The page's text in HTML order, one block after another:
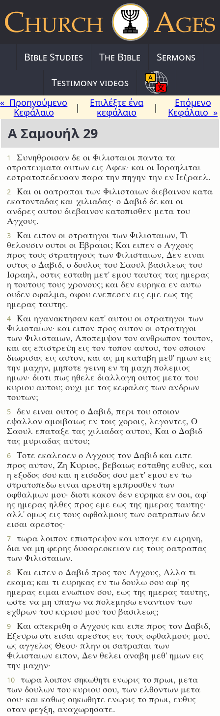
Bible Studies The Bible
Sermons
Testimony videos
« Προηγούμενο
Κεφάλαιο
|
Επιλέξτε ένα
κεφάλαιο
|
Επόμενο
Κεφάλαιο »
Α Σαμουήλ 29
1
Συνηθροισαν δε οι Φιλισταιοι παντα τα
στρατευματα αυτων εις Αφεκ· και οι Ισραηλιται
εστρατοπεδευσαν παρα την πηγην την εν Ιεζραελ.
2
Και οι σατραπαι των Φιλισταιων διεβαινον κατα
εκατονταδας και χιλιαδας· ο Δαβιδ δε και οι
ανδρες αυτου διεβαινον κατοπισθεν μετα του
Αγχους.
3
Και ειπον οι στρατηγοι των Φιλισταιων, Τι
θελουσιν ουτοι οι Εβραιοι; Και ειπεν ο Αγχους
προς τους στρατηγους των Φιλισταιων, Δεν ειναι
ουτος ο Δαβιδ, ο δουλος του Σαουλ βασιλεως του
Ισραηλ, οστις εσταθη μετ' εμου ταυτας τας ημερας
η τουτους τους χρονους; και δεν ευρηκα εν αυτω
ουδεν σφαλμα, αφου ενεπεσεν εις εμε εως της
ημερας ταυτης.
4
Και ηγανακτησαν κατ' αυτου οι στρατηγοι των
Φιλισταιων· και ειπον προς αυτον οι στρατηγοι
των Φιλισταιων, Αποπεμψον τον ανθρωπον τουτον,
και ας επιστρεψη εις τον τοπον αυτου, τον οποιον
διωρισας εις αυτον, και ας μη καταβη μεθ' ημων εις
την μαχην, μηποτε γεινη εν τη μαχη πολεμιος
ημων· διοτι πως ηθελε διαλλαγη ουτος μετα του
κυριου αυτου; ουχι με τας κεφαλας των ανδρων
τουτων;
5
δεν ειναι ουτος ο Δαβιδ, περι του οποιον
εψαλλον αμοιβαιως εν τοις χοροις, λεγοντες, Ο
Σαουλ επαταξε τας χιλιαδας αυτου, Και ο Δαβιδ
τας μυριαδας αυτου;
6
Τοτε εκαλεσεν ο Αγχους τον Δαβιδ και ειπε
προς αυτον, Ζη Κυριος, βεβαιως εσταθης ευθυς, και
η εξοδος σου και η εισοδος σου μετ' εμου εν τω
στρατοπεδω ειναι αρεστη εμπροσθεν των
οφθαλμων μου· διοτι κακον δεν ευρηκα εν σοι, αφ'
ης ημερας ηλθες προς εμε εως της ημερας ταυτης·
αλλ' ομως εις τους οφθαλμους των σατραπων δεν
εισαι αρεστος·
7
τωρα λοιπον επιστρεψον και υπαγε εν ειρηνη,
δια να μη φερης δυσαρεσκειαν εις τους σατραπας
των Φιλισταιων.
8
Και ειπεν ο Δαβιδ προς τον Αγχους, Αλλα τι
εκαμα; και τι ευρηκας εν τω δουλω σου αφ' ης
ημερας ειμαι ενωπιον σου, εως της ημερας ταυτης,
ωστε να μη υπαγω να πολεμησω εναντιον των
εχθρων του κυριου μου του βασιλεως;
9
Και απεκριθη ο Αγχους και ειπε προς τον Δαβιδ,
Εξευρω οτι εισαι αρεστος εις τους οφθαλμους μου,
ως αγγελος Θεου· πλην οι σατραπαι των
Φιλισταιων ειπον, Δεν θελει αναβη μεθ' ημων εις
την μαχην·
10
τωρα λοιπον σηκωθητι ενωρις το πρωι, μετα
των δουλων του κυριου σου, των ελθοντων μετα
σου· και καθως σηκωθητε ενωρις το πρωι, ευθυς
οταν φεγξη, αναχωρησατε.